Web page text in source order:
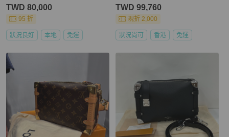
TWD 80,000
95 折
狀況良好 本地 免運
TWD 99,760
現折 2,000
狀況尚可 香港 免運